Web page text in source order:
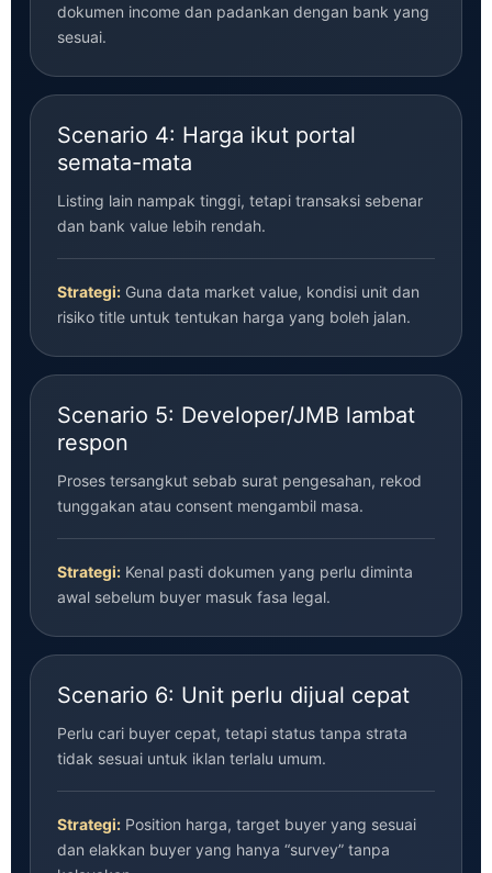
dokumen income dan padankan dengan bank yang
sesuai.
Scenario 4: Harga ikut portal
semata-mata
Listing lain nampak tinggi, tetapi transaksi sebenar
dan bank value lebih rendah.
Strategi: Guna data market value, kondisi unit dan
risiko title untuk tentukan harga yang boleh jalan.
Scenario 5: Developer/JMB lambat
respon
Proses tersangkut sebab surat pengesahan, rekod
tunggakan atau consent mengambil masa.
Strategi: Kenal pasti dokumen yang perlu diminta
awal sebelum buyer masuk fasa legal.
Scenario 6: Unit perlu dijual cepat
Perlu cari buyer cepat, tetapi status tanpa strata
tidak sesuai untuk iklan terlalu umum.
Strategi: Position harga, target buyer yang sesuai
dan elakkan buyer yang hanya “survey” tanpa